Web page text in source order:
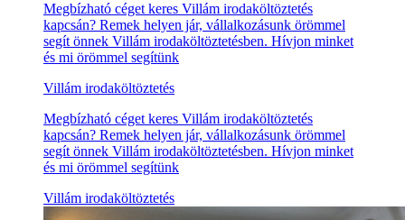
Megbízható céget keres Villám irodaköltöztetés
kapcsán? Remek helyen jár, vállalkozásunk örömmel
segít önnek Villám irodaköltöztetésben. Hívjon minket
és mi örömmel segítünk
Villám irodaköltöztetés
Megbízható céget keres Villám irodaköltöztetés
kapcsán? Remek helyen jár, vállalkozásunk örömmel
segít önnek Villám irodaköltöztetésben. Hívjon minket
és mi örömmel segítünk
Villám irodaköltöztetés